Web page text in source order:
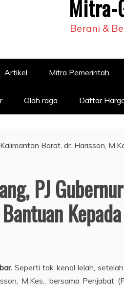
Mitra-
Berani &
Artikel Mitra Pemerintah
Olah raga Daftar
PJ
Seperti tak kenal lelah,
M.Kes., bersama